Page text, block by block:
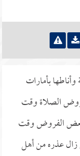
بأمارات
الصلاة وقت
الفروض وقت
عذره من أهل